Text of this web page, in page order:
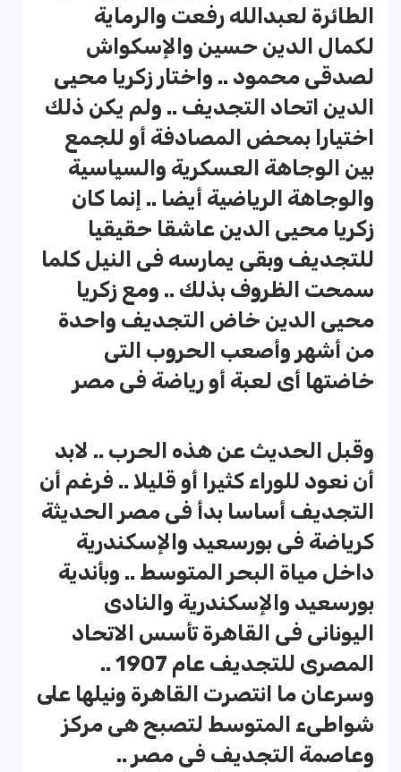
الطائرة لعبدالله رفعت والرماية
لكمال الدين حسين والإسكواش
لصدقى محمود .. واختار زكريا محيى
الدين اتحاد التجديف .. ولم يكن ذلك
اختيارا بمحض المصادفة أو للجمع
بين الوجاهة العسكرية والسياسية
والوجاهة الرياضية أيضا .. إنما كان
زكريا محيى الدين عاشقا حقيقيا
للتجديف وبقى يمارسه فى النيل كلما
سمحت الظروف بذلك .. ومع زكريا
محيى الدين خاض التجديف واحدة
من أشهر وأصعب الحروب التى
خاضتها أى لعبة أو رياضة فى مصر
وقبل الحديث عن هذه الحرب .. لابد
أن نعود للوراء كثيرا أو قليلا .. فرغم أن
التجديف أساسا بدأ فى مصر الحديثة
كرياضة فى بورسعيد والإسكندرية
داخل مياة البحر المتوسط .. وبأندية
بورسعيد والإسكندرية والنادى
اليونانى فى القاهرة تأسس الاتحاد
المصرى للتجديف عام 1907 ..
وسرعان ما انتصرت القاهرة ونيلها على
شواطىء المتوسط لتصبح هى مركز
وعاصمة التجديف فى مصر ..